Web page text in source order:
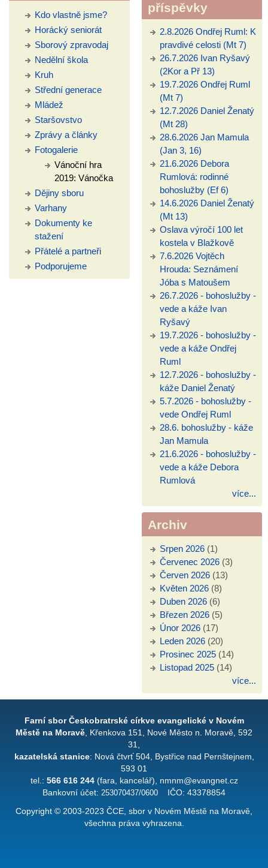
Kdo vlastně jsme?
Horácký seniorát
Sborový zpravodaj
Nedělní škola
Kruh
Střední generace
Mládež
Staršovstvo
Zprávy a články
Fotogalerie
Vánoční hra
2019: Vánočka
Dějiny sboru
Varhany
Dokumenty ke
stažení
Přátelé a partneři
Podporujeme
příspěvky
2.8.2026 Ondřej Ruml: K
pravdivé celosti (Mt 7)
26.7.2026 Ivan Ryšavý
(2Kor a Př 13)
19.7.2026 Ondřej Ruml
(Mt 7)
12.7.2026 Daniel Ženatý
(Mt 28)
28.6.2026 Jan Mamula
(Jan 3, 16)
21.6.2026 Debora
Rumlová: rodinné
bohoslužby (Ef 6)
14.6.2026 Daniel Ženatý
(Mt 13)
Oslava výročí 100 let
kostela v Blažkově
7.6.2026 Vojtěch
Hrouda: Seznámení
Jóba s Matoušem
26.7.2026 - bohoslužby -
vede a káže Ivan
Ryšavý
19.7.2026 - bohoslužby -
vede a káže Ondřej
Ruml
12.7.2026 - bohoslužby -
káže Daniel Ženatý
5.7.2026 - bohoslužby -
vede Ondřej Ruml
28.6. bohoslužby - káže
Jan Mamula
21.6.2026 - bohoslužby -
vede a káže Debora
Rumlová
více...
Archiv
Srpen 2026(1)
Červenec 2026(3)
Červen 2026(13)
Květen 2026(8)
Duben 2026(6)
Březen 2026(5)
Únor 2026(17)
Leden 2026(20)
Prosinec 2025(14)
Listopad 2025(14)
více...
Farní sbor Českobratrské církve evangelické v Novém
Městě na Moravě , Křenkova 151, Nové Město n. Moravě, 592
31,
kazatelská stanice: Nová čtvrť 504, Bystřice nad Pernštejnem,
593 01
tel.: 566 616 244(fara, kancelář), nmnm@evangnet.cz
Bankovní účet: 253070437/0600 IČO: 43378854
Copyright © 2003-2023 ČCE, sbor v Novém Městě na Moravě,
všechna práva vyhrazena.